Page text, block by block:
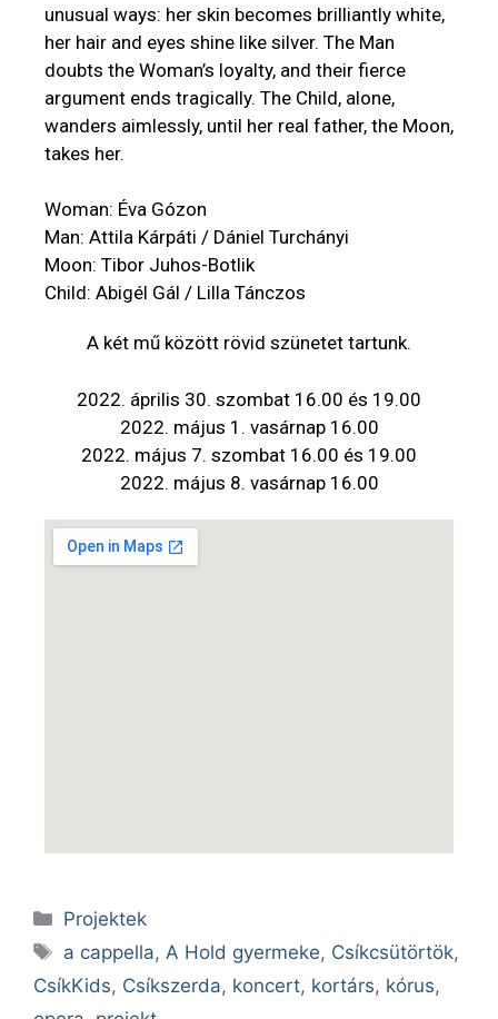
unusual ways: her skin becomes brilliantly white,
her hair and eyes shine like silver. The Man
doubts the Woman’s loyalty, and their fierce
argument ends tragically. The Child, alone,
wanders aimlessly, until her real father, the Moon,
takes her.
Woman: Éva Gózon
Man: Attila Kárpáti / Dániel Turchányi
Moon: Tibor Juhos-Botlik
Child: Abigél Gál / Lilla Tánczos
A két mű között rövid szünetet tartunk.
2022. április 30. szombat 16.00 és 19.00
2022. május 1. vasárnap 16.00
2022. május 7. szombat 16.00 és 19.00
2022. május 8. vasárnap 16.00
Projektek
a cappella, A Hold gyermeke, Csíkcsütörtök,
CsíkKids, Csíkszerda, koncert, kortárs, kórus,